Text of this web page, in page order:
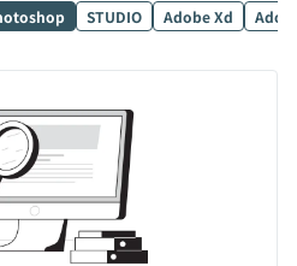
STUDIO Adobe Xd